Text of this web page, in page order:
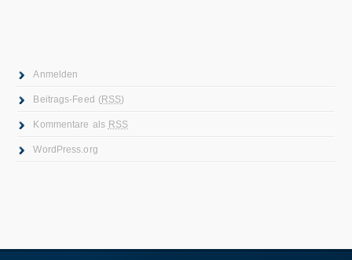
Anmelden
Beitrags-Feed (RSS)
Kommentare als RSS
WordPress.org